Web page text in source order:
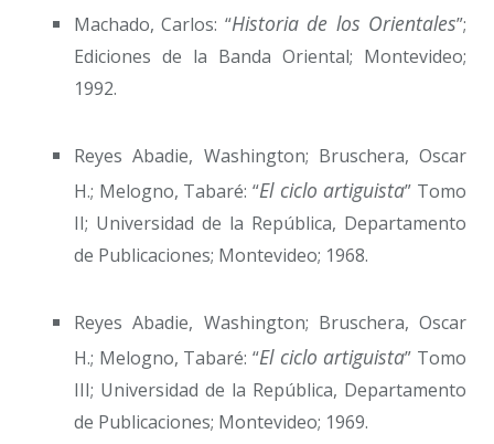
Machado, Carlos: “Historia de los Orientales”;
Ediciones de la Banda Oriental; Montevideo;
1992.
Reyes Abadie, Washington; Bruschera, Oscar
H.; Melogno, Tabaré: “El ciclo artiguista” Tomo
II; Universidad de la República, Departamento
de Publicaciones; Montevideo; 1968.
Reyes Abadie, Washington; Bruschera, Oscar
H.; Melogno, Tabaré: “El ciclo artiguista” Tomo
III; Universidad de la República, Departamento
de Publicaciones; Montevideo; 1969.